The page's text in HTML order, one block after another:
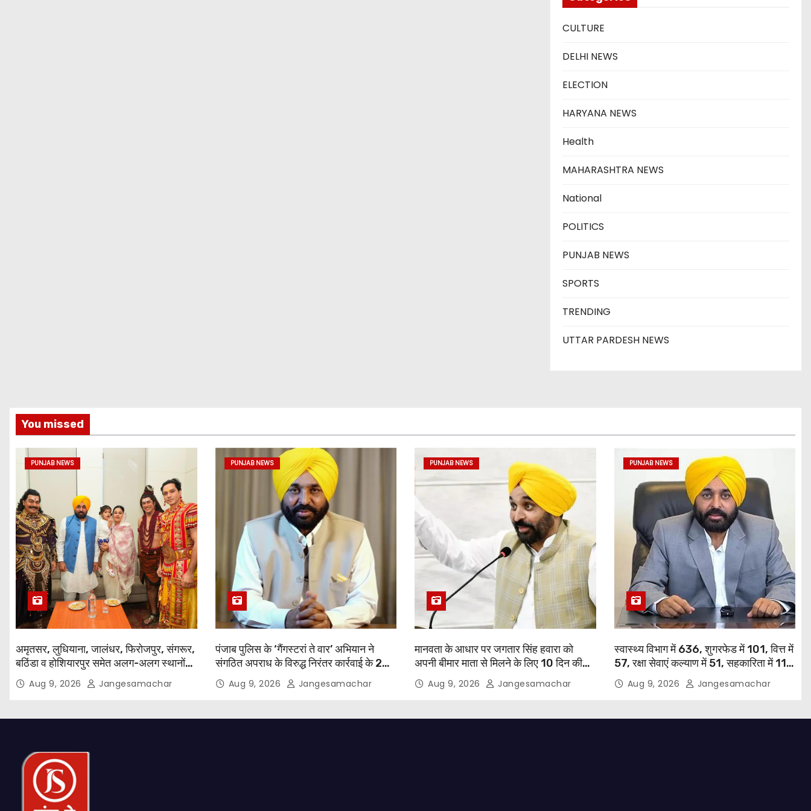
CULTURE
DELHI NEWS
ELECTION
HARYANA NEWS
Health
MAHARASHTRA NEWS
National
POLITICS
PUNJAB NEWS
SPORTS
TRENDING
UTTAR PARDESH NEWS
You missed
PUNJAB NEWS
अमृतसर, लुधियाना, जालंधर, फिरोजपुर, संगरूर,
बठिंडा व होशियारपुर समेत अलग-अलग स्थानों
पर ये शो होगा- भगवंत सिंह मान
Aug 9, 2026 Jangesamachar
PUNJAB NEWS
पंजाब पुलिस के ‘गैंगस्टरां ते वार’ अभियान ने
संगठित अपराध के विरुद्ध निरंतर कार्रवाई के 200
दिन पूरे किए ; 1.09 लाख से अधिक छापेमारियाँ
कीं, 1,532 घोषित अपराधी गिरफ़्तार किए
Aug 9, 2026 Jangesamachar
PUNJAB NEWS
मानवता के आधार पर जगतार सिंह हवारा को
अपनी बीमार माता से मिलने के लिए 10 दिन की
पैरोल दी जानी चाहिए- मुख्यमंत्री भगवंत सिंह मान
Aug 9, 2026 Jangesamachar
PUNJAB NEWS
स्वास्थ्य विभाग में 636, शुगरफेड में 101, वित्त में
57, रक्षा सेवाएं कल्याण में 51, सहकारिता में 11
और गृह विभाग में 10 नियुक्तियां हुईं: मुख्यमंत्री
भगवंत सिंह मान
Aug 9, 2026 Jangesamachar